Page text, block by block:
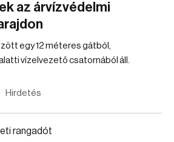
az árvízvédelmi
egy 12 méteres gátból,
vízelvezető csatornából áll.
Hirdetés